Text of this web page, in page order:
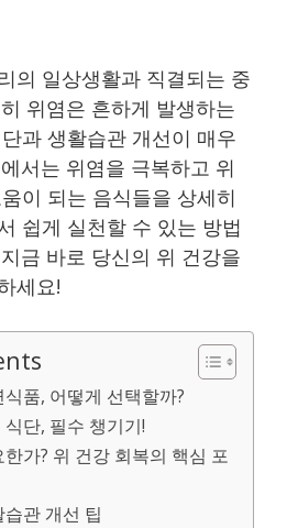
의 일상생활과 직결되는 중
위염은 흔하게 발생하는
과 생활습관 개선이 매우
서는 위염을 극복하고 위
이 되는 음식들을 상세히
쉽게 실천할 수 있는 방법
금 바로 당신의 위 건강을
세요!
품, 어떻게 선택할까?
단, 필수 챙기기!
가? 위 건강 회복의 핵심 포
관 개선 팁